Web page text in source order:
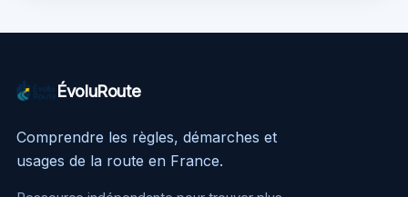
ÉvoluRoute
Comprendre les règles, démarches et
usages de la route en France.